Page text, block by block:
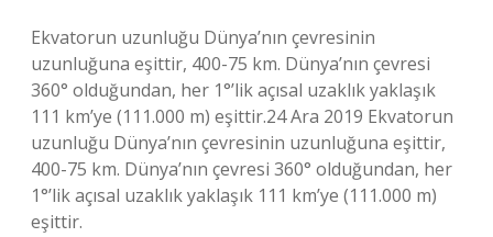
Ekvatorun uzunluğu Dünya’nın çevresinin
uzunluğuna eşittir, 400-75 km. Dünya’nın çevresi
360° olduğundan, her 1°’lik açısal uzaklık yaklaşık
111 km’ye (111.000 m) eşittir.24 Ara 2019 Ekvatorun
uzunluğu Dünya’nın çevresinin uzunluğuna eşittir,
400-75 km. Dünya’nın çevresi 360° olduğundan, her
1°’lik açısal uzaklık yaklaşık 111 km’ye (111.000 m)
eşittir.